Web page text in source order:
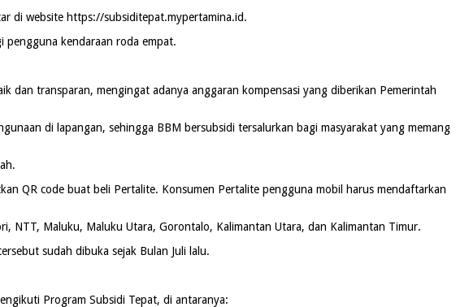
di website https://subsiditepat.mypertamina.id.
pengguna kendaraan roda empat.
dan transparan, mengingat adanya anggaran kompensasi yang diberikan Pemerintah
di lapangan, sehingga BBM bersubsidi tersalurkan bagi masyarakat yang memang
QR code buat beli Pertalite. Konsumen Pertalite pengguna mobil harus mendaftarkan
NTT, Maluku, Maluku Utara, Gorontalo, Kalimantan Utara, dan Kalimantan Timur.
sudah dibuka sejak Bulan Juli lalu.
Program Subsidi Tepat, di antaranya: